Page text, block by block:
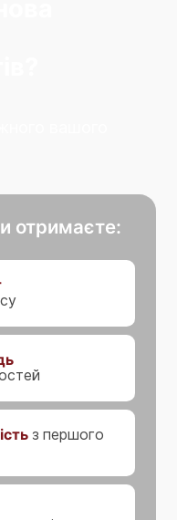
отримаєте:
з першого